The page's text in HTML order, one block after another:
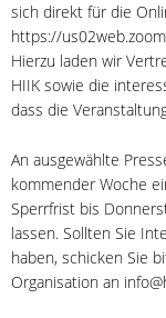
sich direkt für die
https://
Hierzu laden wir
HIIK sowie die
dass die
An ausgewählte
kommender Woche
Sperrfrist bis
lassen. Sollten Sie
haben, schicken Sie
Organisation an